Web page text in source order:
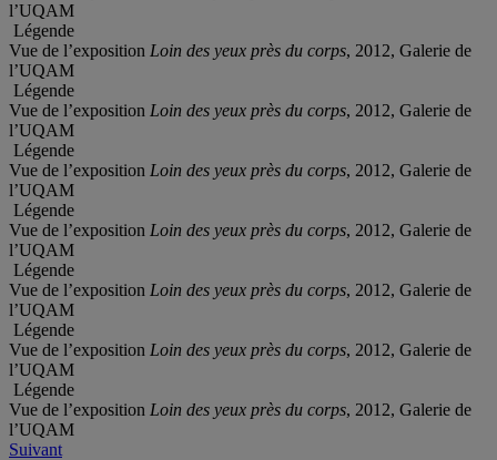
l’UQAM
Légende
Vue de l’exposition Loin des yeux près du corps, 2012, Galerie de
l’UQAM
Légende
Vue de l’exposition Loin des yeux près du corps, 2012, Galerie de
l’UQAM
Légende
Vue de l’exposition Loin des yeux près du corps, 2012, Galerie de
l’UQAM
Légende
Vue de l’exposition Loin des yeux près du corps, 2012, Galerie de
l’UQAM
Légende
Vue de l’exposition Loin des yeux près du corps, 2012, Galerie de
l’UQAM
Légende
Vue de l’exposition Loin des yeux près du corps, 2012, Galerie de
l’UQAM
Légende
Vue de l’exposition Loin des yeux près du corps, 2012, Galerie de
l’UQAM
Suivant